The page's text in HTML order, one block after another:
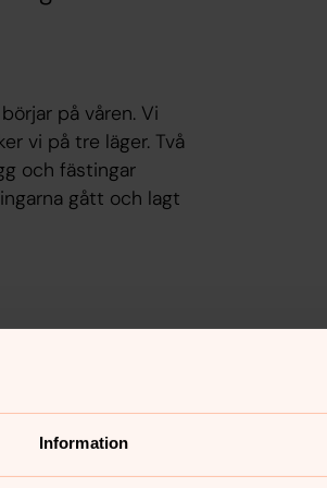
Information
på våren. Vi
vi på tre läger. Två
och fästingar
gått och lagt